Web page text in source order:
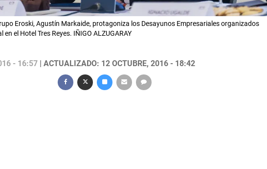
Eroski, Agustín Markaide, protagoniza los Desayunos Empresariales organizados
el Hotel Tres Reyes. IÑIGO ALZUGARAY
- 16:57| ACTUALIZADO: 12 OCTUBRE, 2016 - 18:42